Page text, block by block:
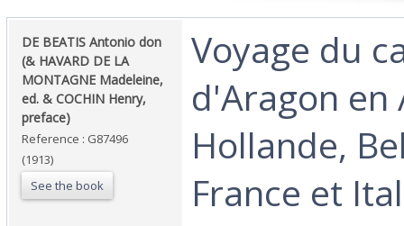
‎DE BEATIS Antonio don
(& HAVARD DE LA
MONTAGNE Madeleine,
ed. & COCHIN Henry,
preface)‎
Reference : G87496
(1913)
See the book
‎Voyage du
d'Aragon en
Hollande,
France et